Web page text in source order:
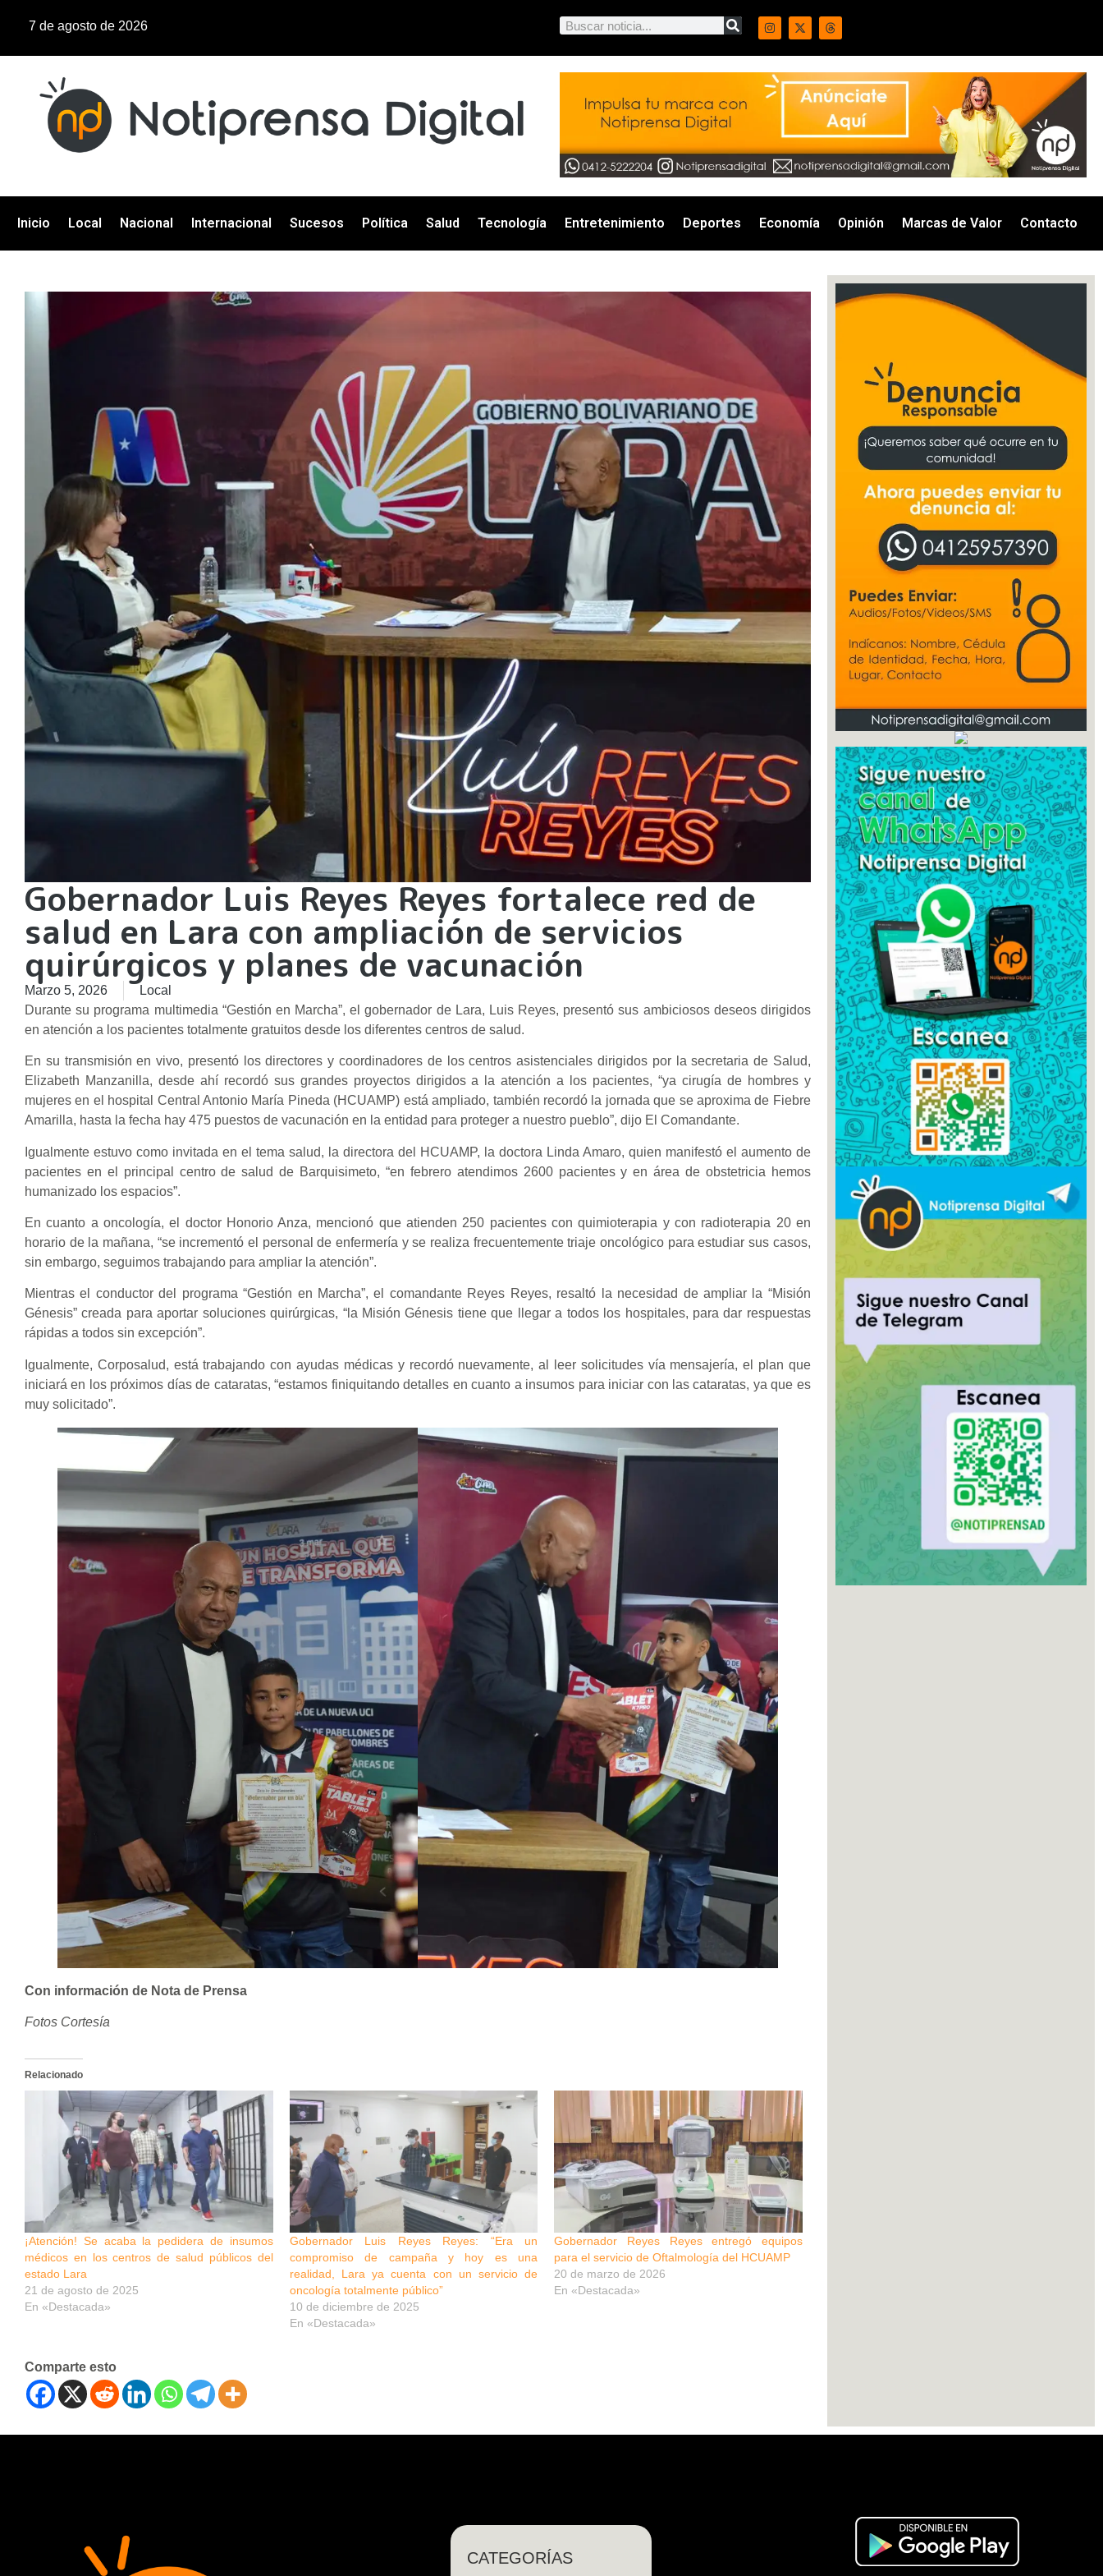
7 de agosto de 2026
Inicio Local Nacional Internacional Sucesos Política Salud Tecnología Entretenimiento Deportes Economía Opinión Marcas de Valor Contacto
Gobernador Luis Reyes Reyes fortalece red de
salud en Lara con ampliación de servicios
quirúrgicos y planes de vacunación
Marzo 5, 2026
Local
Durante su programa multimedia “Gestión en Marcha”, el gobernador de Lara, Luis Reyes, presentó sus ambiciosos deseos dirigidos
en atención a los pacientes totalmente gratuitos desde los diferentes centros de salud.
En su transmisión en vivo, presentó los directores y coordinadores de los centros asistenciales dirigidos por la secretaria de Salud,
Elizabeth Manzanilla, desde ahí recordó sus grandes proyectos dirigidos a la atención a los pacientes, “ya cirugía de hombres y
mujeres en el hospital Central Antonio María Pineda (HCUAMP) está ampliado, también recordó la jornada que se aproxima de Fiebre
Amarilla, hasta la fecha hay 475 puestos de vacunación en la entidad para proteger a nuestro pueblo”, dijo El Comandante.
Igualmente estuvo como invitada en el tema salud, la directora del HCUAMP, la doctora Linda Amaro, quien manifestó el aumento de
pacientes en el principal centro de salud de Barquisimeto, “en febrero atendimos 2600 pacientes y en área de obstetricia hemos
humanizado los espacios”.
En cuanto a oncología, el doctor Honorio Anza, mencionó que atienden 250 pacientes con quimioterapia y con radioterapia 20 en
horario de la mañana, “se incrementó el personal de enfermería y se realiza frecuentemente triaje oncológico para estudiar sus casos,
sin embargo, seguimos trabajando para ampliar la atención”.
Mientras el conductor del programa “Gestión en Marcha”, el comandante Reyes Reyes, resaltó la necesidad de ampliar la “Misión
Génesis” creada para aportar soluciones quirúrgicas, “la Misión Génesis tiene que llegar a todos los hospitales, para dar respuestas
rápidas a todos sin excepción”.
Igualmente, Corposalud, está trabajando con ayudas médicas y recordó nuevamente, al leer solicitudes vía mensajería, el plan que
iniciará en los próximos días de cataratas, “estamos finiquitando detalles en cuanto a insumos para iniciar con las cataratas, ya que es
muy solicitado”.
Con información de Nota de Prensa
Fotos Cortesía
Relacionado
¡Atención! Se acaba la pedidera de insumos
médicos en los centros de salud públicos del
estado Lara
21 de agosto de 2025
En «Destacada»
Gobernador Luis Reyes Reyes: “Era un
compromiso de campaña y hoy es una
realidad, Lara ya cuenta con un servicio de
oncología totalmente público”
10 de diciembre de 2025
En «Destacada»
Gobernador Reyes Reyes entregó equipos
para el servicio de Oftalmología del HCUAMP
20 de marzo de 2026
En «Destacada»
Comparte esto
CATEGORÍAS